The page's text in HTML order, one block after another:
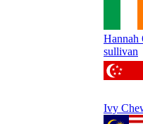
Hannah
sullivan
Ivy